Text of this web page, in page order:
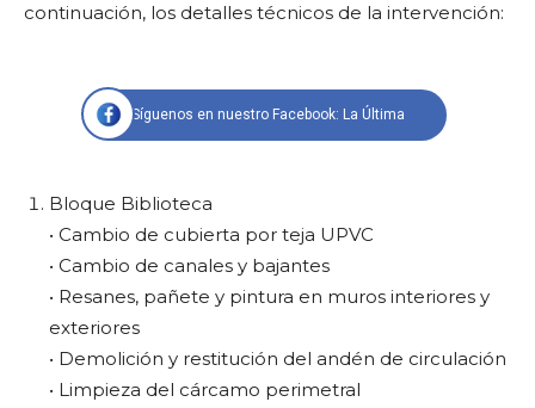
continuación, los detalles técnicos de la intervención:
Síguenos en nuestro Facebook: La Última
Bloque Biblioteca
• Cambio de cubierta por teja UPVC
• Cambio de canales y bajantes
• Resanes, pañete y pintura en muros interiores y
exteriores
• Demolición y restitución del andén de circulación
• Limpieza del cárcamo perimetral